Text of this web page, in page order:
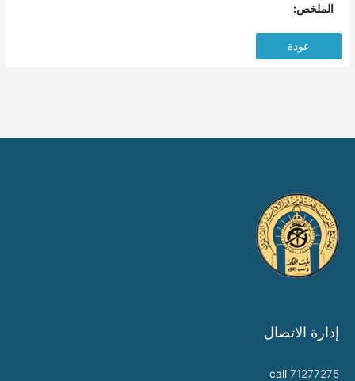
الملخص:
عودة
إدارة الاتصال
call 71277275